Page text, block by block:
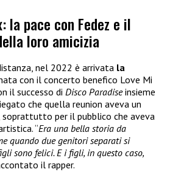
la pace con Fedez e il
loro amicizia
nel 2022 è arrivata la
con il concerto benefico Love Mi
il successo di Disco Paradiseinsieme
che quella reunion aveva un
per il pubblico che aveva
“Era una bella storia da
quando due genitori separati si
sono felici. E i figli, in questo caso,
il rapper.